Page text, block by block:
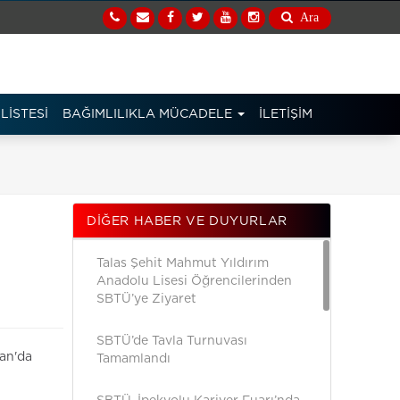
Ara
BAĞIMLILIKLA MÜCADELE İLETİŞİM
DIĞER HABER VE DUYURLAR
Talas Şehit Mahmut Yıldırım
Anadolu Lisesi Öğrencilerinden
SBTÜ’ye Ziyaret
SBTÜ’de Tavla Turnuvası
Tamamlandı